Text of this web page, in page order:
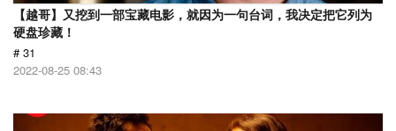
【越哥】又挖到一部宝藏电影，就因为一句台词，我决定把它列为
硬盘珍藏！
# 31
2022-08-25 08:43